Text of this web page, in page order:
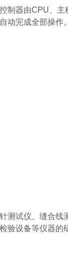
制器由CPU、主
动完成全部操作。
测试仪、缝合线
验设备等仪器的